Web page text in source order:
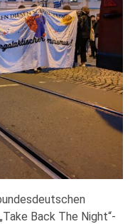
Back The Night“-